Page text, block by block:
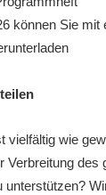
können Sie
vielfältig wie
Verbreitung des
unterstützen?